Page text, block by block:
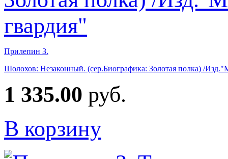
Прилепин З.
Шолохов: Незаконный. (сер.Биографика: Золотая полка) /
1 335.00 руб.
В корзину